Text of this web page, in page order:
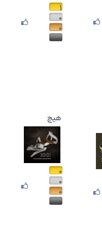
۱
۰
۰
۰
هیچ
۰
۰
۰
۰